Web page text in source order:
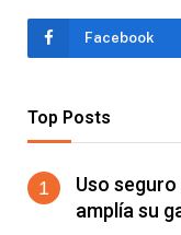
Facebook
Top Posts
Uso
amplía su